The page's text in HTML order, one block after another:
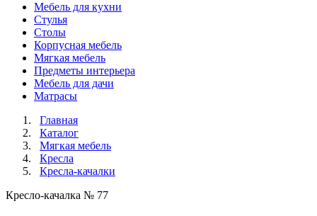
Мебель для кухни
Стулья
Столы
Корпусная мебель
Мягкая мебель
Предметы интерьера
Мебель для дачи
Матраcы
Главная
Каталог
Мягкая мебель
Кресла
Кресла-качалки
Кресло-качалка № 77